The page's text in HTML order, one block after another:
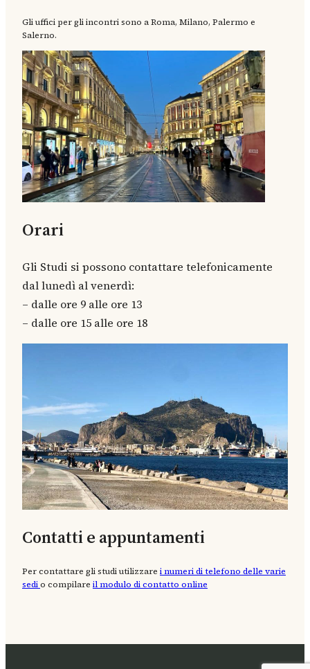
Gli uffici per gli incontri sono a Roma, Milano, Palermo e
Salerno.
Orari
Gli Studi si possono contattare telefonicamente
dal lunedì al venerdì:
– dalle ore 9 alle ore 13
– dalle ore 15 alle ore 18
Contatti e appuntamenti
Per contattare gli studi utilizzare i numeri di telefono delle varie
sedio compilare il modulo di contatto online